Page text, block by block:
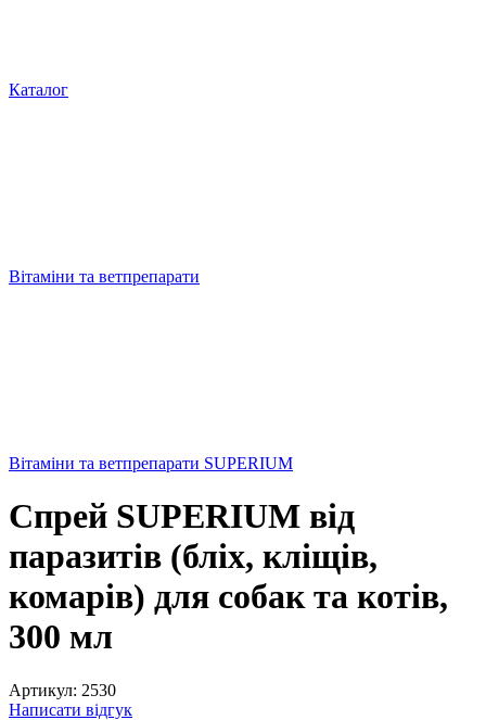
Каталог
Вітаміни та ветпрепарати
Вітаміни та ветпрепарати SUPERIUM
Спрей SUPERIUM від
паразитів (бліх, кліщів,
комарів) для собак та котів,
300 мл
Артикул: 2530
Написати відгук